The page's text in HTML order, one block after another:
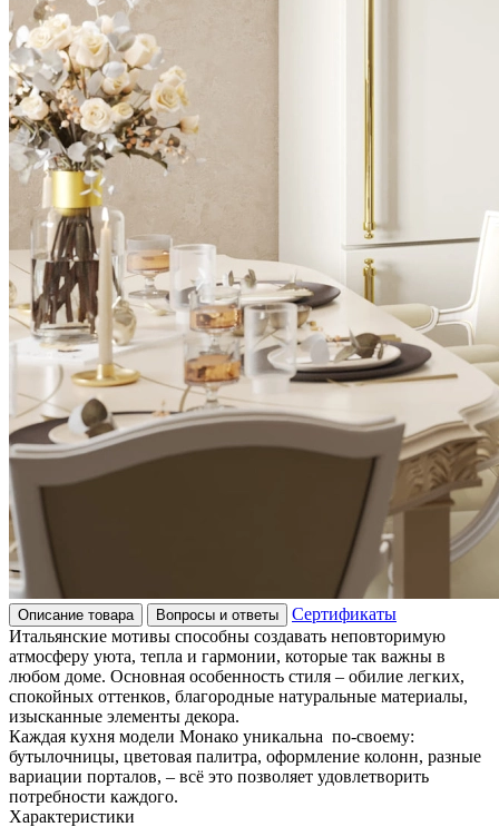
Описание товара Вопросы и ответы
Сертификаты
Итальянские мотивы способны создавать неповторимую
атмосферу уюта, тепла и гармонии, которые так важны в
любом доме. Основная особенность стиля – обилие легких,
спокойных оттенков, благородные натуральные материалы,
изысканные элементы декора.
Каждая кухня модели Монако уникальна по-своему:
бутылочницы, цветовая палитра, оформление колонн, разные
вариации порталов, – всё это позволяет удовлетворить
потребности каждого.
Характеристики